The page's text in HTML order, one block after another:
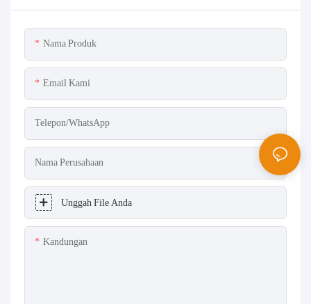
Nama Produk
Email Kami
Telepon/WhatsApp
Nama Perusahaan
Unggah File Anda
Kandungan